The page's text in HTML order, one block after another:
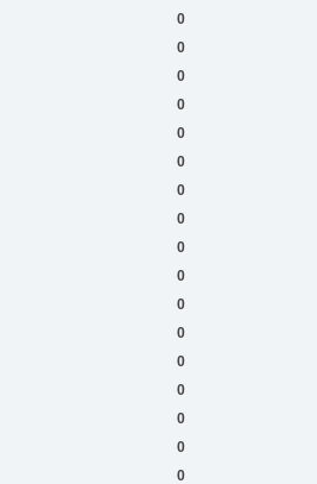
0
0
0
0
0
0
0
0
0
0
0
0
0
0
0
0
0